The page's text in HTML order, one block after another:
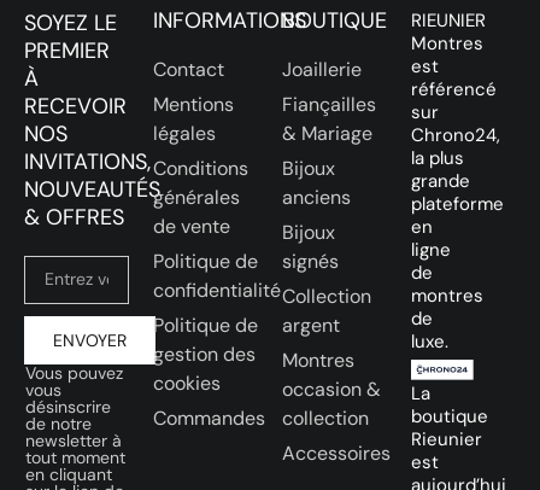
SOYEZ LE
PREMIER
À
RECEVOIR
NOS
INVITATIONS,
NOUVEAUTÉS
& OFFRES
ENVOYER
Vous pouvez
vous
désinscrire
de notre
newsletter à
tout moment
en cliquant
INFORMATIONS
Contact
Mentions
légales
Conditions
générales
de vente
Politique de
confidentialité
Politique de
gestion des
cookies
Commandes
BOUTIQUE
Joaillerie
Fiançailles
& Mariage
Bijoux
anciens
Bijoux
signés
Collection
argent
Montres
occasion &
collection
Accessoires
RIEUNIER
Montres
est
référencé
sur
Chrono24,
la plus
grande
plateforme
en
ligne
de
montres
de
luxe.
La
boutique
Rieunier
est
aujourd’hui